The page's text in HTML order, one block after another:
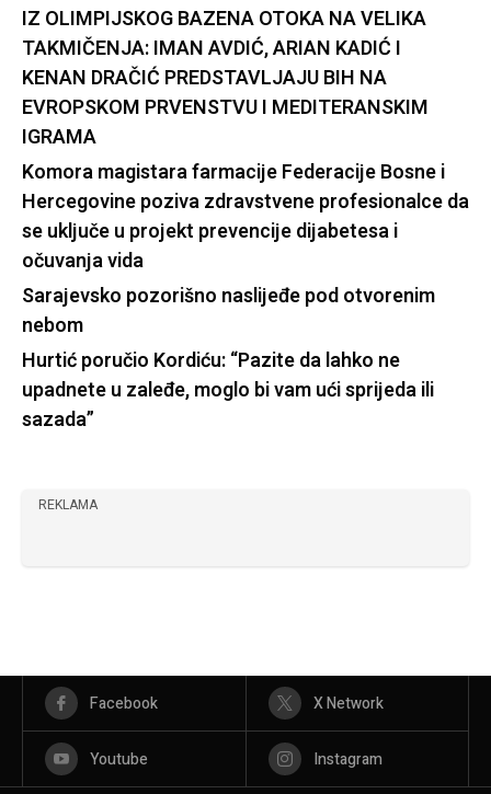
IZ OLIMPIJSKOG BAZENA OTOKA NA VELIKA
TAKMIČENJA: IMAN AVDIĆ, ARIAN KADIĆ I
KENAN DRAČIĆ PREDSTAVLJAJU BIH NA
EVROPSKOM PRVENSTVU I MEDITERANSKIM
IGRAMA
Komora magistara farmacije Federacije Bosne i
Hercegovine poziva zdravstvene profesionalce da
se uključe u projekt prevencije dijabetesa i
očuvanja vida
Sarajevsko pozorišno naslijeđe pod otvorenim
nebom
Hurtić poručio Kordiću: “Pazite da lahko ne
upadnete u zaleđe, moglo bi vam ući sprijeda ili
sazada”
REKLAMA
Facebook X Network
Youtube Instagram